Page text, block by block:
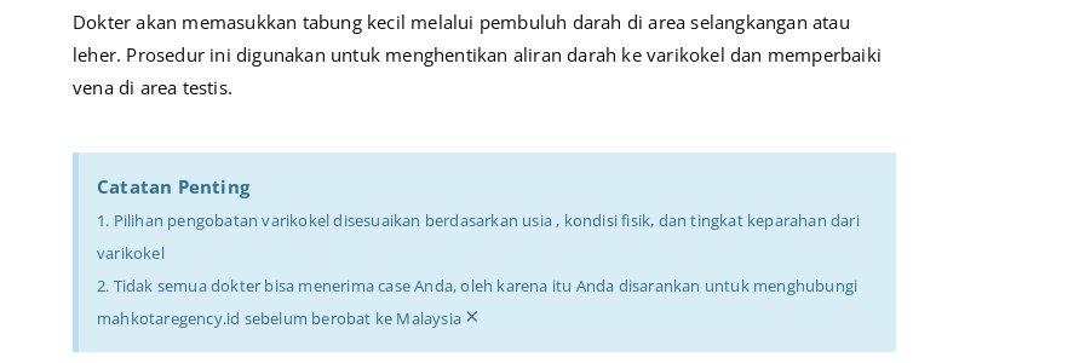
Dokter akan memasukkan tabung kecil melalui pembuluh darah di area selangkangan atau
leher. Prosedur ini digunakan untuk menghentikan aliran darah ke varikokel dan memperbaiki
vena di area testis.
Catatan Penting
1. Pilihan pengobatan varikokel disesuaikan berdasarkan usia , kondisi fisik, dan tingkat keparahan dari
varikokel
2. Tidak semua dokter bisa menerima case Anda, oleh karena itu Anda disarankan untuk menghubungi
mahkotaregency.id sebelum berobat ke Malaysia ×